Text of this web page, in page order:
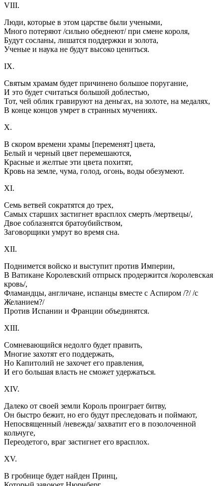
VIII.
Люди, которые в этом царстве были учеными,
Много потеряют /сильно обеднеют/ при смене короля,
Будут сосланы, лишатся поддержки и золота,
Ученые и наука не будут высоко цениться.
IX.
Святым храмам будет причинено большое поругание,
И это будет считаться большой доблестью,
Тот, чей облик гравируют на деньгах, на золоте, на медалях,
В конце концов умрет в странных мучениях.
X.
В скором времени храмы [переменят] цвета,
Белый и черный цвет перемешаются,
Красные и желтые эти цвета похитят,
Кровь на земле, чума, голод, огонь, воды обезумеют.
XI.
Семь ветвей сократятся до трех,
Самых старших застигнет врасплох смерть /мертвецы/,
Двое соблазнятся братоубийством,
Заговорщики умрут во время сна.
XII.
Поднимется войско и выступит против Империи,
В Ватикане Королевский отпрыск продержится /королевская
кровь/,
Фламандцы, англичане, испанцы вместе с Аспиром /?/ /с
Желанием?/
Против Испании и Франции объединятся.
XIII.
Сомневающийся недолго будет править,
Многие захотят его поддержать,
Но Капитолий не захочет его правления,
И его большая власть не сможет удержаться.
XIV.
Далеко от своей земли Король проиграет битву,
Он быстро бежит, но его будут преследовать и поймают,
Непосвященный /невежда/ захватит его в позолоченной
кольчуге,
Переодетого, враг застигнет его врасплох.
XV.
В гробнице будет найден Принц,